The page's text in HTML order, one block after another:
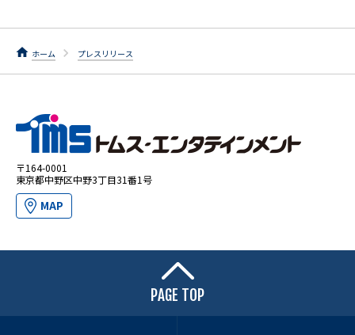
ホーム プレスリリース
〒164-0001
東京都中野区中野3丁目31番1号
MAP
PAGE TOP